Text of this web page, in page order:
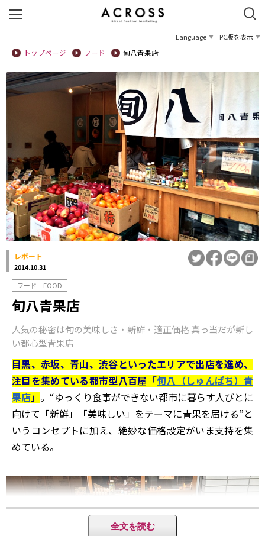
Language
PC版を表示
トップページ
フード 旬八青果店
レポート
2014.10.31
フード｜FOOD
旬八青果店
人気の秘密は旬の美味しさ・新鮮・適正価格 真っ当だが新し
い都心型青果店
目黒、赤坂、青山、渋谷といったエリアで出店を進め、
注目を集めている都市型八百屋「旬八（しゅんぱち）青
果店」 。“ゆっくり食事ができない都市に暮らす人びとに
向けて「新鮮」「美味しい」をテーマに青果を届ける”と
いうコンセプトに加え、絶妙な価格設定がいま支持を集
めている。
全文を読む